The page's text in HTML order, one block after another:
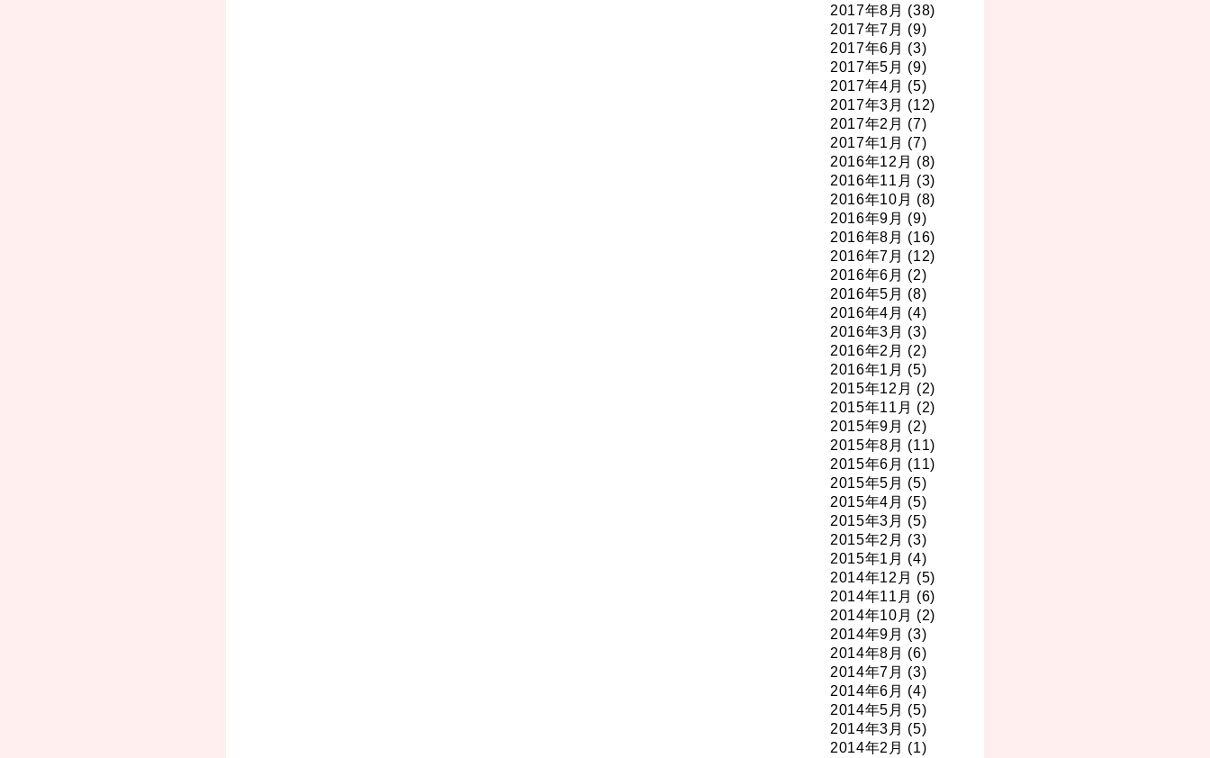
2017年8月 (38)
2017年7月 (9)
2017年6月 (3)
2017年5月 (9)
2017年4月 (5)
2017年3月 (12)
2017年2月 (7)
2017年1月 (7)
2016年12月 (8)
2016年11月 (3)
2016年10月 (8)
2016年9月 (9)
2016年8月 (16)
2016年7月 (12)
2016年6月 (2)
2016年5月 (8)
2016年4月 (4)
2016年3月 (3)
2016年2月 (2)
2016年1月 (5)
2015年12月 (2)
2015年11月 (2)
2015年9月 (2)
2015年8月 (11)
2015年6月 (11)
2015年5月 (5)
2015年4月 (5)
2015年3月 (5)
2015年2月 (3)
2015年1月 (4)
2014年12月 (5)
2014年11月 (6)
2014年10月 (2)
2014年9月 (3)
2014年8月 (6)
2014年7月 (3)
2014年6月 (4)
2014年5月 (5)
2014年3月 (5)
2014年2月 (1)